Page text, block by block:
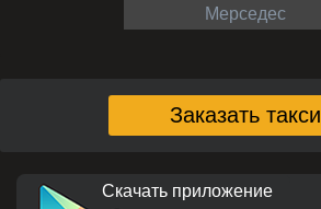
Мерседес
Заказать такси
Скачать приложение